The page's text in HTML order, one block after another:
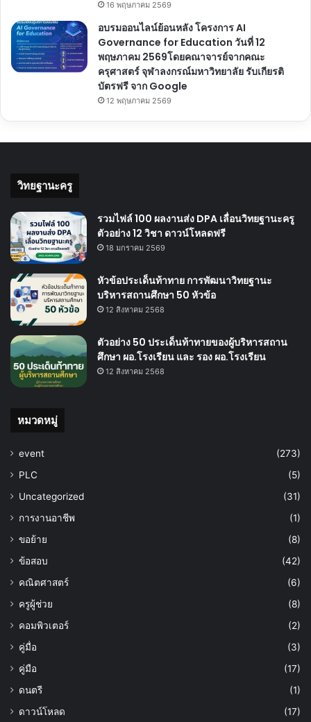
16 พฤษภาคม 2569
อบรมออนไลน์ย้อนหลัง โครงการ AI
Governance for Education วันที่ 12
พฤษภาคม 2569โดยคณาจารย์จากคณะ
ครุศาสตร์ จุฬาลงกรณ์มหาวิทยาลัย รับเกียรติ
บัตรฟรี จาก Google
12 พฤษภาคม 2569
วิทยฐานะครู
รวมไฟล์ 100 ผลงานส่ง DPA เลื่อนวิทยฐานะครู
ตัวอย่าง 12 วิชา ดาวน์โหลดฟรี
18 มกราคม 2569
หัวข้อประเด็นท้าทาย การพัฒนาวิทยฐานะ
บริหารสถานศึกษา 50 หัวข้อ
12 สิงหาคม 2568
ตัวอย่าง 50 ประเด็นท้าทายของผู้บริหารสถาน
ศึกษา ผอ.โรงเรียน และ รอง ผอ.โรงเรียน
12 สิงหาคม 2568
หมวดหมู่
event
(273)
PLC
(5)
Uncategorized
(31)
การงานอาชีพ
(1)
ขอย้าย
(8)
ข้อสอบ
(42)
คณิตศาสตร์
(6)
ครูผู้ช่วย
(8)
คอมพิวเตอร์
(2)
คู่มื่อ
(3)
คู่มือ
(17)
ดนตรี
(1)
ดาวน์โหลด
(17)